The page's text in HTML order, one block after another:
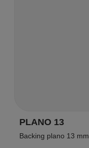
PLANO 13
Backing plano 13 mm